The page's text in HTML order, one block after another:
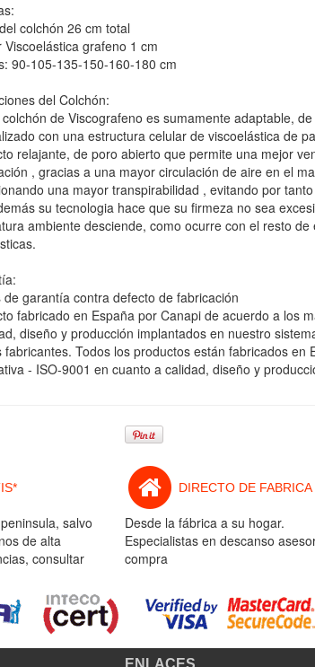
colchón 26 cm total
Viscoelástica grafeno 1 cm
90-105-135-150-160-180 cm
del Colchón:
de Viscografeno es sumamente adaptable,
con una estructura celular de viscoelástica de
relajante, de poro abierto que permite una mejor
, gracias a una mayor circulación de aire en el
una mayor transpirabilidad , evitando por
su tecnologia hace que su firmeza no sea
ambiente desciende, como ocurre con el resto de
de garantía contra defecto de fabricación
fabricado en España por Canapi de acuerdo a los
diseño y producción implantados en nuestro
fabricantes. Todos los productos están fabricados en
- ISO-9001 en cuanto a calidad, diseño y
salvo
de alta
consultar
DIRECTO DE FABRICA
Desde la fábrica a su hogar.
Especialistas en descanso
compra
ENLACES